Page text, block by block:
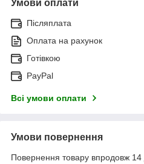
Умови оплати
Післяплата
Оплата на рахунок
Готівкою
PayPal
Всі умови оплати
Умови повернення
Повернення товару впродовж 14